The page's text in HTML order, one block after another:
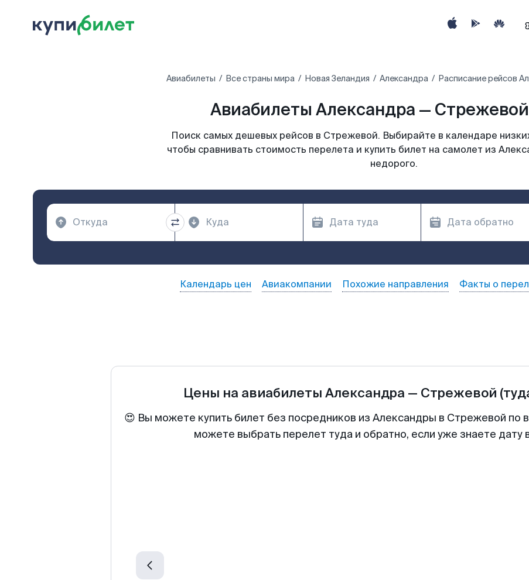
Авиабилеты Все страны мира Новая Зеландия Александра Расписание рейсов
Авиабилеты Александра — Стрежевой
Поиск самых дешевых рейсов в Стрежевой. Выбирайте в календаре
чтобы сравнивать стоимость перелета и купить билет на самолет из
недорого.
Календарь цен Авиакомпании Похожие направления Факты о
Цены на авиабилеты Александра — Стрежевой
😍 Вы можете купить билет без посредников из Александры в Стрежевой по
можете выбрать перелет туда и обратно, если уже знаете дату